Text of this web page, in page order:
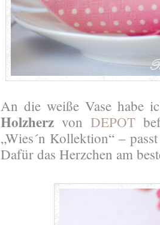
An die weiße Vase habe
Holzherz von DEPOT
„Wies´n Kollektion“ –
Dafür das Herzchen am